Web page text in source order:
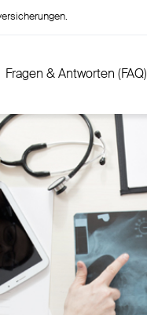
Fragen & Antworten (FAQ)